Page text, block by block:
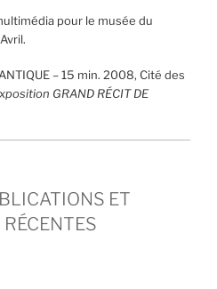
pour le musée du
– 15 min. 2008, Cité des
GRAND RÉCIT DE
ET